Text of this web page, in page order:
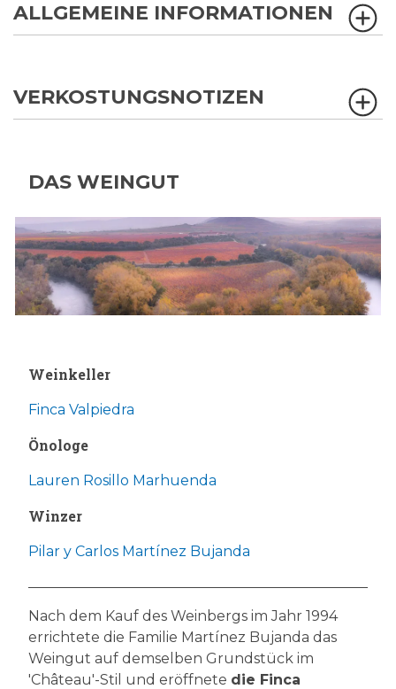
ALLGEMEINE INFORMATIONEN
VERKOSTUNGSNOTIZEN
DAS WEINGUT
Weinkeller
Finca Valpiedra
Önologe
Lauren Rosillo Marhuenda
Winzer
Pilar y Carlos Martínez Bujanda
Nach dem Kauf des Weinbergs im Jahr 1994
errichtete die Familie Martínez Bujanda das
Weingut auf demselben Grundstück im
'Château'-Stil und eröffnete die Finca